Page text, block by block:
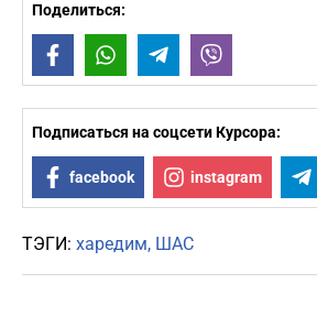
Поделиться:
FacebookWhatsAppTelegram
Подписаться на соцсети Курсора:
facebook instagram
ТЭГИ: харедим ШАС